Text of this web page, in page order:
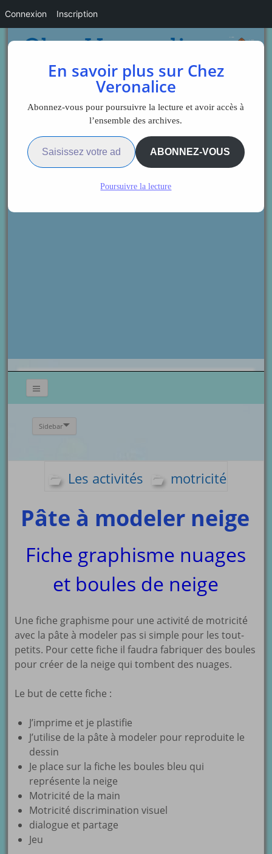
Sidebar
Les activités motricité
Pâte à modeler neige
Fiche graphisme nuages
et boules de neige
Une fiche graphisme pour une activité de motricité
avec la pâte à modeler pas si simple pour les tout-
petits. Pour cette fiche il faudra fabriquer des boules
pour créer de la neige qui tombent des nuages.
Le but de cette fiche :
J’imprime et je plastifie
J’utilise de la pâte à modeler pour reproduite le
dessin
Je place sur la fiche les boules bleu qui
représente la neige
Motricité de la main
Motricité discrimination visuel
dialogue et partage
Jeu
En savoir plus sur Chez
Veronalice
Abonnez-vous pour poursuivre la lecture et avoir accès à
l’ensemble des archives.
Saisissez votre adresse e-mail…
ABONNEZ-VOUS
Poursuivre la lecture
Connexion Inscription